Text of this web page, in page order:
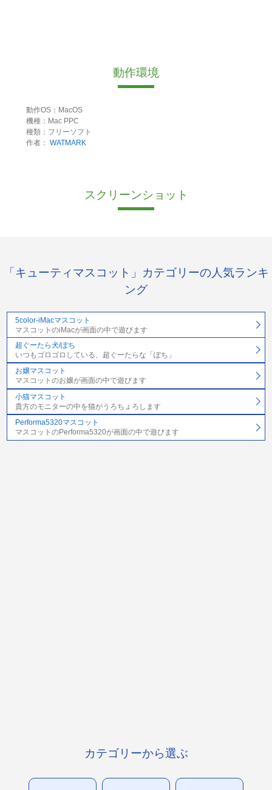
動作環境
動作OS：MacOS
機種：Mac PPC
種類：フリーソフト
作者： WATMARK
スクリーンショット
「キューティマスコット」カテゴリーの人気ランキ
ング
5color-iMacマスコット
マスコットのiMacが画面の中で遊びます
超ぐーたら犬/ぽち
いつもゴロゴロしている、超ぐーたらな「ぽち」
お嬢マスコット
マスコットのお嬢が画面の中で遊びます
小猫マスコット
貴方のモニターの中を猫がうろちょろします
Performa5320マスコット
マスコットのPerforma5320が画面の中で遊びます
カテゴリーから選ぶ